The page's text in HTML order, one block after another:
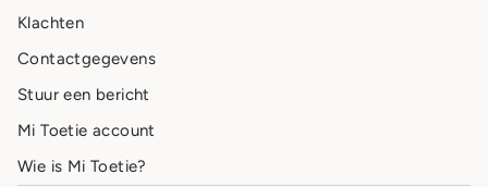
Klachten
Contactgegevens
Stuur een bericht
Mi Toetie account
Wie is Mi Toetie?